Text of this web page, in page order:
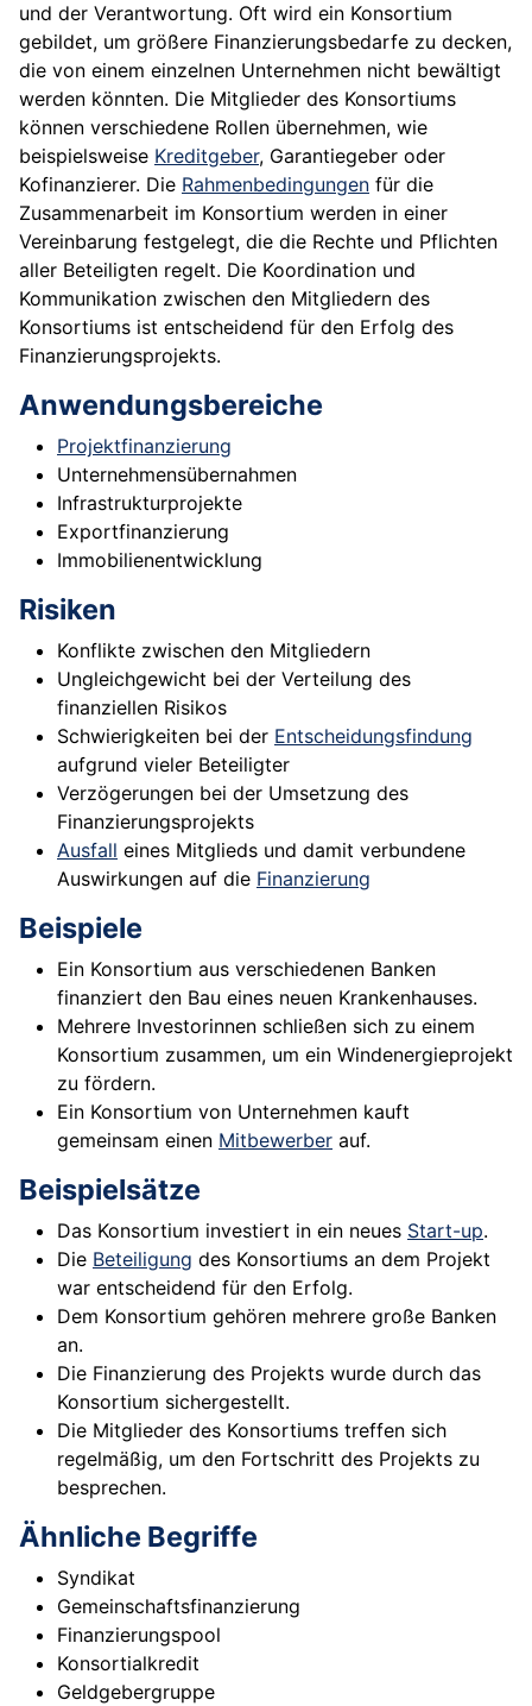
und der Verantwortung. Oft wird ein Konsortium
gebildet, um größere Finanzierungsbedarfe zu decken,
die von einem einzelnen Unternehmen nicht bewältigt
werden könnten. Die Mitglieder des Konsortiums
können verschiedene Rollen übernehmen, wie
beispielsweise Kreditgeber, Garantiegeber oder
Kofinanzierer. Die Rahmenbedingungen für die
Zusammenarbeit im Konsortium werden in einer
Vereinbarung festgelegt, die die Rechte und Pflichten
aller Beteiligten regelt. Die Koordination und
Kommunikation zwischen den Mitgliedern des
Konsortiums ist entscheidend für den Erfolg des
Finanzierungsprojekts.
Anwendungsbereiche
Projektfinanzierung
Unternehmensübernahmen
Infrastrukturprojekte
Exportfinanzierung
Immobilienentwicklung
Risiken
Konflikte zwischen den Mitgliedern
Ungleichgewicht bei der Verteilung des
finanziellen Risikos
Schwierigkeiten bei der Entscheidungsfindung
aufgrund vieler Beteiligter
Verzögerungen bei der Umsetzung des
Finanzierungsprojekts
Ausfall eines Mitglieds und damit verbundene
Auswirkungen auf die Finanzierung
Beispiele
Ein Konsortium aus verschiedenen Banken
finanziert den Bau eines neuen Krankenhauses.
Mehrere Investorinnen schließen sich zu einem
Konsortium zusammen, um ein Windenergieprojekt
zu fördern.
Ein Konsortium von Unternehmen kauft
gemeinsam einen Mitbewerber auf.
Beispielsätze
Das Konsortium investiert in ein neues Start-up.
Die Beteiligung des Konsortiums an dem Projekt
war entscheidend für den Erfolg.
Dem Konsortium gehören mehrere große Banken
an.
Die Finanzierung des Projekts wurde durch das
Konsortium sichergestellt.
Die Mitglieder des Konsortiums treffen sich
regelmäßig, um den Fortschritt des Projekts zu
besprechen.
Ähnliche Begriffe
Syndikat
Gemeinschaftsfinanzierung
Finanzierungspool
Konsortialkredit
Geldgebergruppe